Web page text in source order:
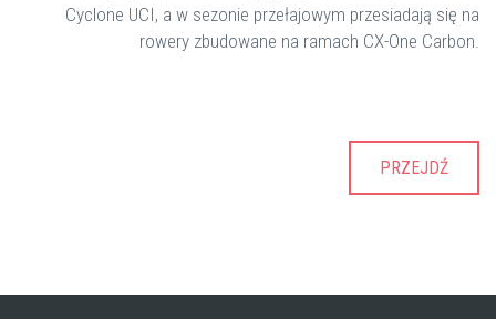
Cyclone UCI, a w sezonie przełajowym przesiadają się na
rowery zbudowane na ramach CX-One Carbon.
PRZEJDŹ